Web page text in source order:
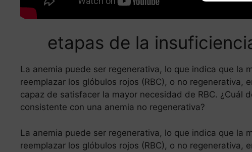
etapas de la
La anemia puede ser regenerativa, lo que indica que la
reemplazar los glóbulos rojos (RBC), o no regenerativa,
capaz de satisfacer la mayor necesidad de RBC. ¿Cuál
consistente con una anemia no regenerativa?
La anemia puede ser regenerativa, lo que indica que la
reemplazar los glóbulos rojos (RBC), o no regenerativa,